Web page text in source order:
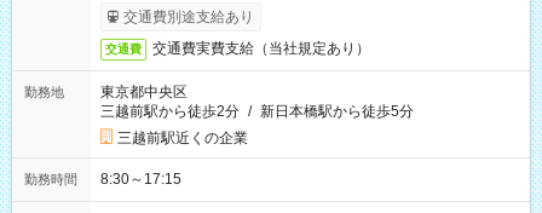
交通費別途支給あり
交通費 交通費実費支給（当社規定あり）
勤務地
東京都中央区
三越前駅から徒歩2分 / 新日本橋駅から徒歩5分
三越前駅近くの企業
勤務時間 8:30～17:15